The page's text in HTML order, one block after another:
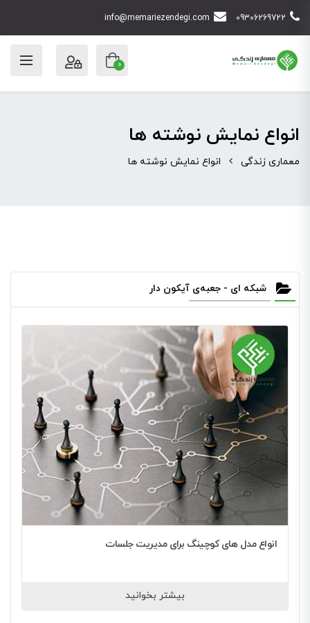
09306269722
info@memariezendegi.com
0
انواع نمایش نوشته ها
معماری زندگی انواع نمایش نوشته ها
شبکه ای - جعبه‌ی آیکون دار
انواع مدل های کوچینگ برای مدیریت جلسات
بیشتر بخوانید